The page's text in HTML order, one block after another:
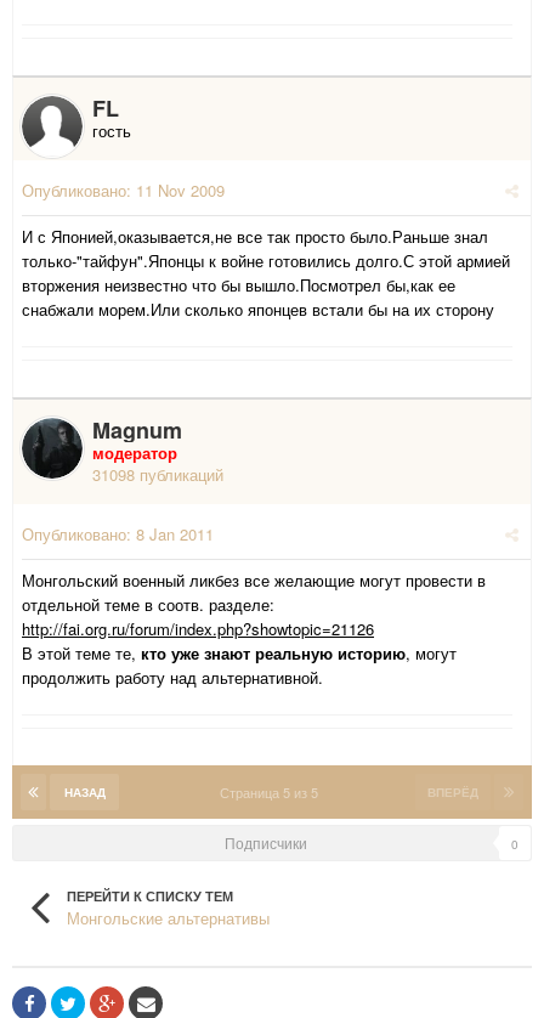
FL
гость
Опубликовано: 11 Nov 2009
И с Японией,оказывается,не все так просто было.Раньше знал
только-"тайфун".Японцы к войне готовились долго.С этой армией
вторжения неизвестно что бы вышло.Посмотрел бы,как ее
снабжали морем.Или сколько японцев встали бы на их сторону
Magnum
модератор
31098 публикаций
Опубликовано: 8 Jan 2011
Монгольский военный ликбез все желающие могут провести в
отдельной теме в соотв. разделе:
http://fai.org.ru/forum/index.php?showtopic=21126
В этой теме те, кто уже знают реальную историю, могут
продолжить работу над альтернативной.
НАЗАД ВПЕРЁД
Страница 5 из 5
Подписчики 0
ПЕРЕЙТИ К СПИСКУ ТЕМ
Монгольские альтернативы